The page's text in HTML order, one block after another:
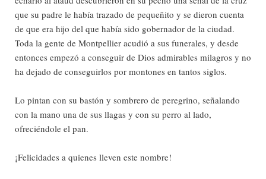
que su padre le había trazado de pequeñito y se dieron cuenta
de que era hijo del que había sido gobernador de la ciudad.
Toda la gente de Montpellier acudió a sus funerales, y desde
entonces empezó a conseguir de Dios admirables milagros y no
ha dejado de conseguirlos por montones en tantos siglos.
Lo pintan con su bastón y sombrero de peregrino, señalando
con la mano una de sus llagas y con su perro al lado,
ofreciéndole el pan.
¡Felicidades a quienes lleven este nombre!